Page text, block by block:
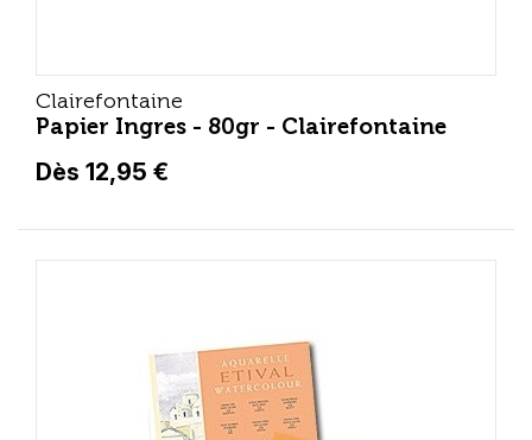
Clairefontaine
Papier Ingres - 80gr - Clairefontaine
Dès 12,95 €